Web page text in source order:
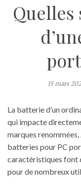
Quelles
15 mars
La batterie d’un
qui impacte
marques
batteries pour PC
caractéristiques font
pour de nombreux